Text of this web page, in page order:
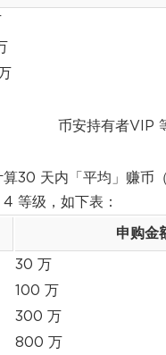
币安持有者VIP
30 天内「平均」赚币
等级，如下表：
申购金
30 万
100 万
300 万
800 万